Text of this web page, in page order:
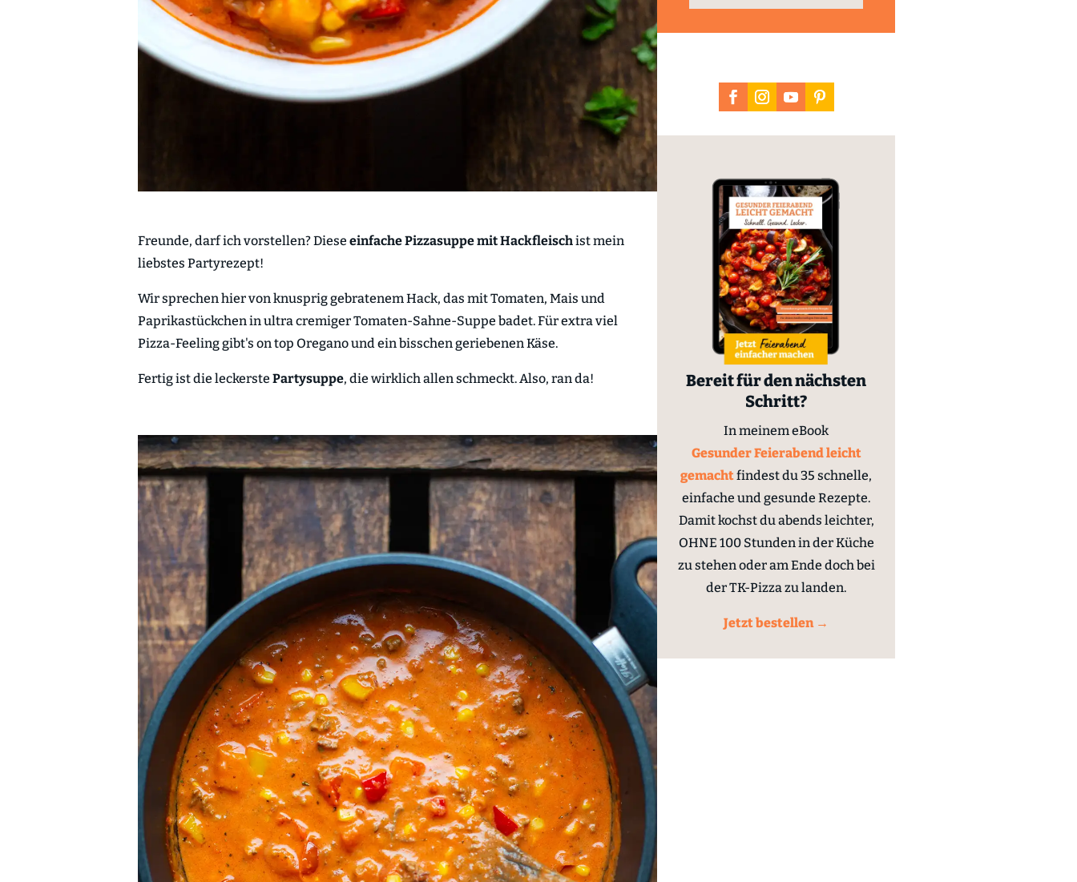
Freunde, darf ich vorstellen? Diese einfache Pizzasuppe mit Hackfleischist mein
liebstes Partyrezept!
Wir sprechen hier von knusprig gebratenem Hack, das mit Tomaten, Mais und
Paprikastückchen in ultra cremiger Tomaten-Sahne-Suppe badet. Für extra viel
Pizza-Feeling gibt's on top Oregano und ein bisschen geriebenen Käse.
Fertig ist die leckerste Partysuppe, die wirklich allen schmeckt. Also, ran da!
Bereit für den nächsten
Schritt?
In meinem eBook
Gesunder Feierabend leicht
gemachtfindest du 35 schnelle,
einfache und gesunde Rezepte.
Damit kochst du abends leichter,
OHNE 100 Stunden in der Küche
zu stehen oder am Ende doch bei
der TK-Pizza zu landen.
Jetzt bestellen →